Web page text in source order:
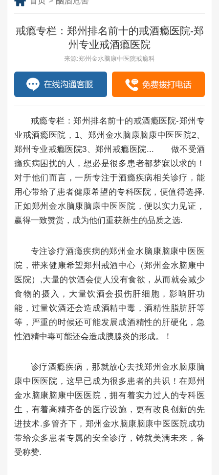
戒瘾专栏：郑州排名前十的戒酒瘾医院-郑
州专业戒酒瘾医院
来源:郑州金水脑康中医院戒瘾科
戒瘾专栏：郑州排名前十的戒酒瘾医院-郑州专
业戒酒瘾医院，1、郑州金水脑康脑康中医医院2、
郑州专业戒瘾医院3、郑州戒瘾医院... 做不受酒
瘾疾病困扰的人，想必是很多患者都梦寐以求的！
对于他们而言，一所专注于酒瘾疾病相关诊疗，能
用心带给了患者健康希望的专科医院，便值得选择.
正如郑州金水脑康脑康中医医院，便以实力见证，
赢得一致赞赏，成为他们重获新生的品质之选.
专注诊疗酒瘾疾病的郑州金水脑康脑康中医医
院，带来健康希望郑州戒酒中心（郑州金水脑康中
医院）,大量的饮酒会使人没有食欲，从而就会减少
食物的摄入，大量饮酒会损伤肝细胞，影响肝功
能，过量饮酒还会造成酒精中毒，酒精性脂肪肝等
等，严重的时候还可能发展成酒精性的肝硬化，急
性酒精中毒可能还会造成胰腺炎的形成。！
诊疗酒瘾疾病，那就放心去找郑州金水脑康脑
康中医医院，这早已成为很多患者的共识！在郑州
金水脑康脑康中医医院，拥有着实力过人的专科医
生，有着高精齐备的医疗设施，更有改良创新的先
进技术.多管齐下，郑州金水脑康脑康中医医院成功
带给众多患者专属的安全诊疗，铸就美满未来，备
受称赞.